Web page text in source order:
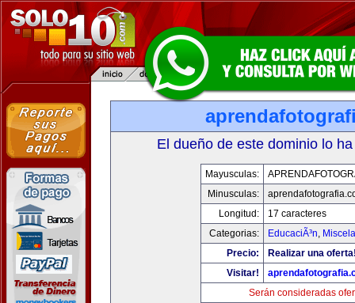
El dueño de este dominio lo
Mayusculas:
Minusculas:
Longitud:
17 caracteres
Categorias:
EducaciÃ³n,
Precio:
Realizar una
Visitar!
Serán consideradas